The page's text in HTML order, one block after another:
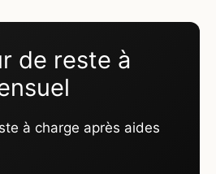
de reste à
à charge après aides